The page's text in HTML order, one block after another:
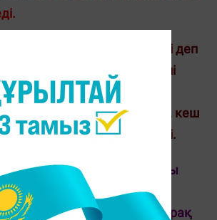
қалып, құлазып кетіпті деп
емес. Айналаңда әдемі
жүргенде сенің
мүмкін емес. Ерте ме, кеш
бұйыратыны белгілі.
ол емес. Жалпы, блогты
дұрыс па? жоқ, бір
дұрыс па? - деген сұрақ